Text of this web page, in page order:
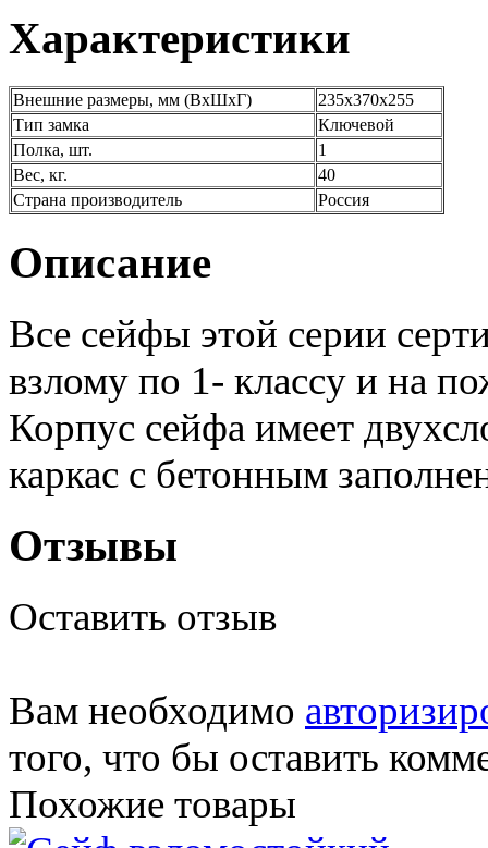
Характеристики
Внешние размеры, мм (ВхШхГ)
235х370х255
Тип замка
Ключевой
Полка, шт.
1
Вес, кг.
40
Страна производитель
Россия
Описание
Все сейфы этой серии
взлому по 1- классу и на
Корпус сейфа имеет
каркас с бетонным
Отзывы
Оставить отзыв
Вам необходимо
того, что бы оставить
Похожие товары